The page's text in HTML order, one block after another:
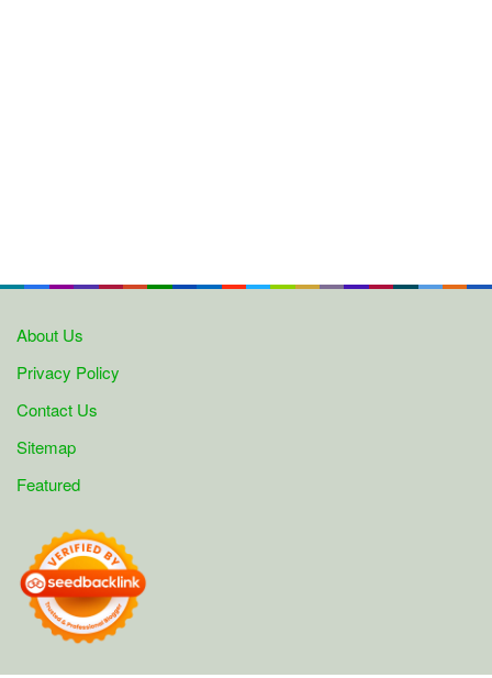
About Us
Privacy Policy
Contact Us
Sitemap
Featured